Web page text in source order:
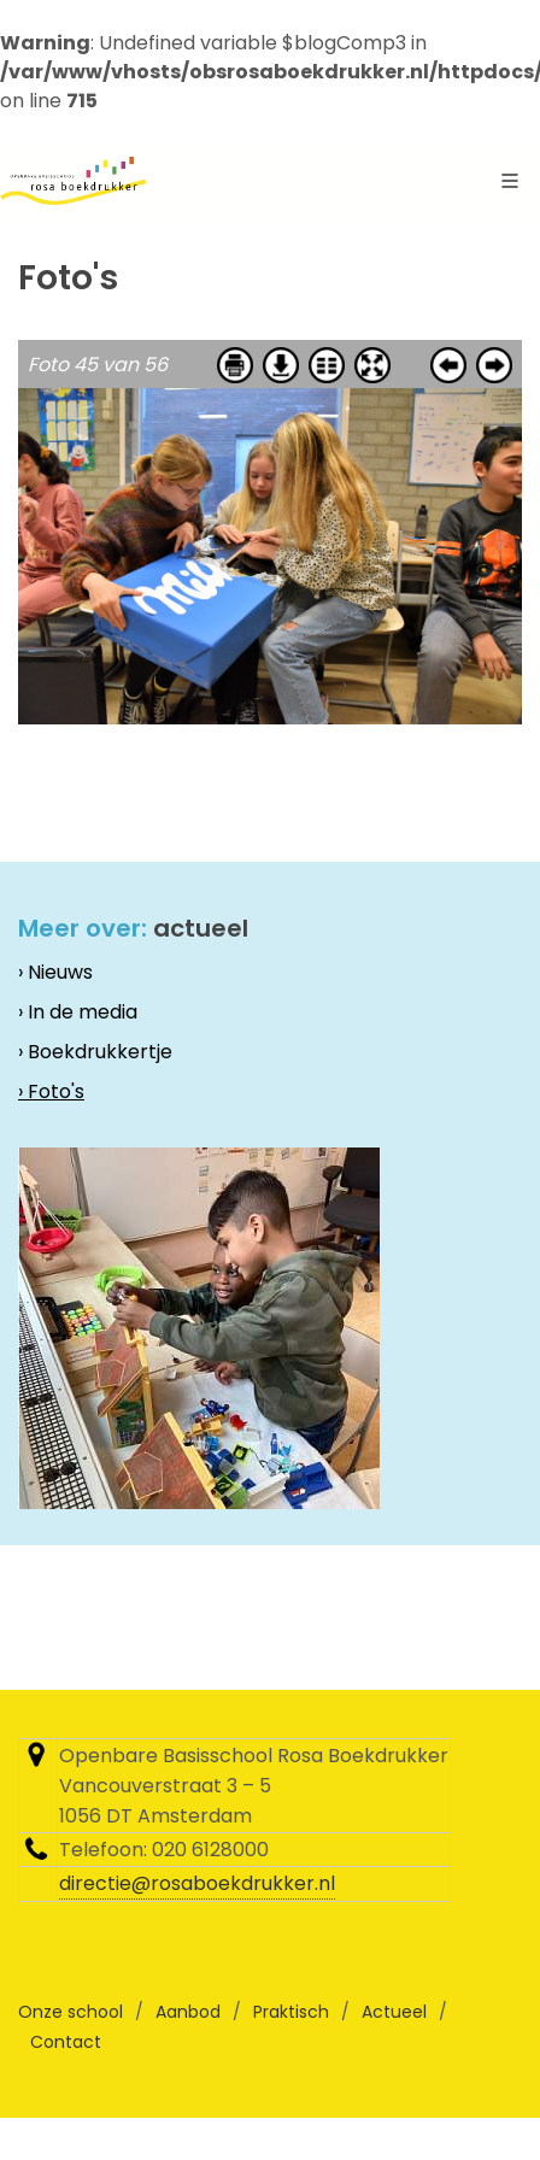
Warning: Undefined variable $blogComp3 in
/var/www/vhosts/obsrosaboekdrukker.nl/
on line 715
Foto's
Foto 45 van 56
Meer over: actueel
› Nieuws
› In de media
› Boekdrukkertje
› Foto's
Openbare Basisschool Rosa Boekdrukker
Vancouverstraat 3 – 5
1056 DT Amsterdam
Telefoon: 020 6128000
directie@rosaboekdrukker.nl
Onze school / Aanbod / Praktisch / Actueel /
Contact